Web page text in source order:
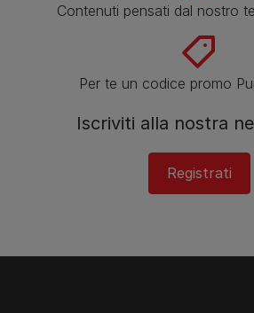
Contenuti pensati dal nostro
Per te un codice promo
Iscriviti alla nostra
Registrati